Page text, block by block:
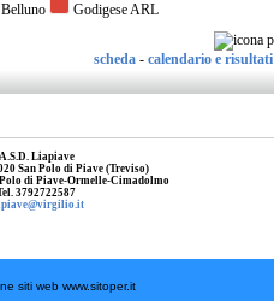
Godigese ARL
scheda -calendario e risultati
A.S.D. Liapiave
San Polo di Piave (Treviso)
di Piave-Ormelle-Cimadolmo
3792722587
siti web www.sitoper.it